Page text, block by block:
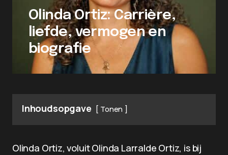
Olinda Ortiz: Carrière,
liefde, vermogen en
biografie
Inhoudsopgave Tonen
Olinda Ortiz, voluit Olinda Larralde Ortiz, is bij